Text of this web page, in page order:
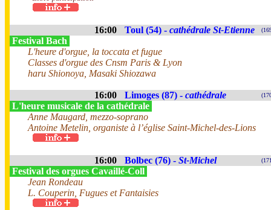
16:00 Toul (54) - cathédrale St-Etienne
Festival Bach
L'heure d'orgue, la toccata et fugue
Classes d'orgue des Cnsm Paris & Lyon
haru Shionoya, Masaki Shiozawa
16:00 Limoges (87) - cathédrale
L'heure musicale de la cathédrale
Anne Maugard, mezzo-soprano
Antoine Metelin, organiste à l’église Saint-Michel-des-Lions
16:00 Bolbec (76) - St-Michel
Festival des orgues Cavaillé-Coll
Jean Rondeau
L. Couperin, Fugues et Fantaisies